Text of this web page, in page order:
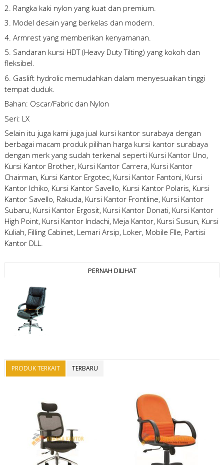
2. Rangka kaki nylon yang kuat dan premium.
3. Model desain yang berkelas dan modern.
4. Armrest yang memberikan kenyamanan.
5. Sandaran kursi HDT (Heavy Duty Tilting) yang kokoh dan
fleksibel.
6. Gaslift hydrolic memudahkan dalam menyesuaikan tinggi
tempat duduk.
Bahan: Oscar/Fabric dan Nylon
Seri: LX
Selain itu juga kami juga jual kursi kantor surabaya dengan
berbagai macam produk pilihan harga kursi kantor surabaya
dengan merk yang sudah terkenal seperti Kursi Kantor Uno,
Kursi Kantor Brother, Kursi Kantor Carrera, Kursi Kantor
Chairman, Kursi Kantor Ergotec, Kursi Kantor Fantoni, Kursi
Kantor Ichiko, Kursi Kantor Savello, Kursi Kantor Polaris, Kursi
Kantor Savello, Rakuda, Kursi Kantor Frontline, Kursi Kantor
Subaru, Kursi Kantor Ergosit, Kursi Kantor Donati, Kursi Kantor
High Point, Kursi Kantor Indachi, Meja Kantor, Kursi Susun, Kursi
Kuliah, Filling Cabinet, Lemari Arsip, Loker, Mobile FIle, Partisi
Kantor DLL.
PERNAH DILIHAT
PRODUK TERKAIT TERBARU